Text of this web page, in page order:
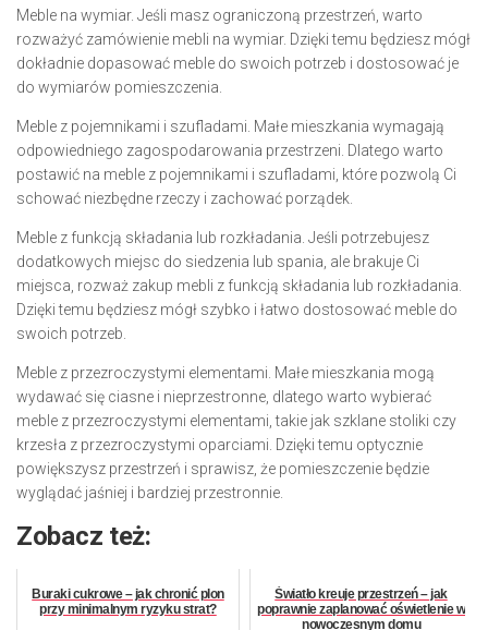
Meble na wymiar. Jeśli masz ograniczoną przestrzeń, warto
rozważyć zamówienie mebli na wymiar. Dzięki temu będziesz mógł
dokładnie dopasować meble do swoich potrzeb i dostosować je
do wymiarów pomieszczenia.
Meble z pojemnikami i szufladami. Małe mieszkania wymagają
odpowiedniego zagospodarowania przestrzeni. Dlatego warto
postawić na meble z pojemnikami i szufladami, które pozwolą Ci
schować niezbędne rzeczy i zachować porządek.
Meble z funkcją składania lub rozkładania. Jeśli potrzebujesz
dodatkowych miejsc do siedzenia lub spania, ale brakuje Ci
miejsca, rozważ zakup mebli z funkcją składania lub rozkładania.
Dzięki temu będziesz mógł szybko i łatwo dostosować meble do
swoich potrzeb.
Meble z przezroczystymi elementami. Małe mieszkania mogą
wydawać się ciasne i nieprzestronne, dlatego warto wybierać
meble z przezroczystymi elementami, takie jak szklane stoliki czy
krzesła z przezroczystymi oparciami. Dzięki temu optycznie
powiększysz przestrzeń i sprawisz, że pomieszczenie będzie
wyglądać jaśniej i bardziej przestronnie.
Zobacz też:
Buraki cukrowe – jak chronić plon
przy minimalnym ryzyku strat?
Światło kreuje przestrzeń – jak
poprawnie zaplanować oświetlenie w
nowoczesnym domu